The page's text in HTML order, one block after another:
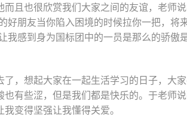
而且也很欣赏我们大家之间的友谊，老师
好朋友当你陷入困境的时候拉你一把，将
我感到身为国标团中的一员是那么的骄傲
了，想起大家在一起生活学习的日子，大
也有些涩，但是我们都是快乐的。于老师
变得坚强让我懂得关爱。